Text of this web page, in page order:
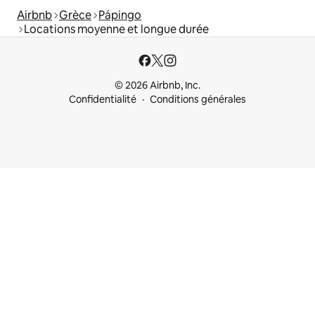
Airbnb Grèce Pápingo
Locations moyenne et longue durée
© 2026 Airbnb, Inc.
Confidentialité
Conditions générales